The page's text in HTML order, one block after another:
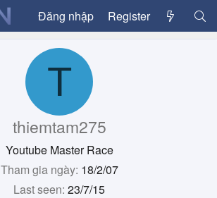
Đăng nhập Register
T
thiemtam275
Youtube Master Race
Tham gia ngày 18/2/07
Last seen 23/7/15